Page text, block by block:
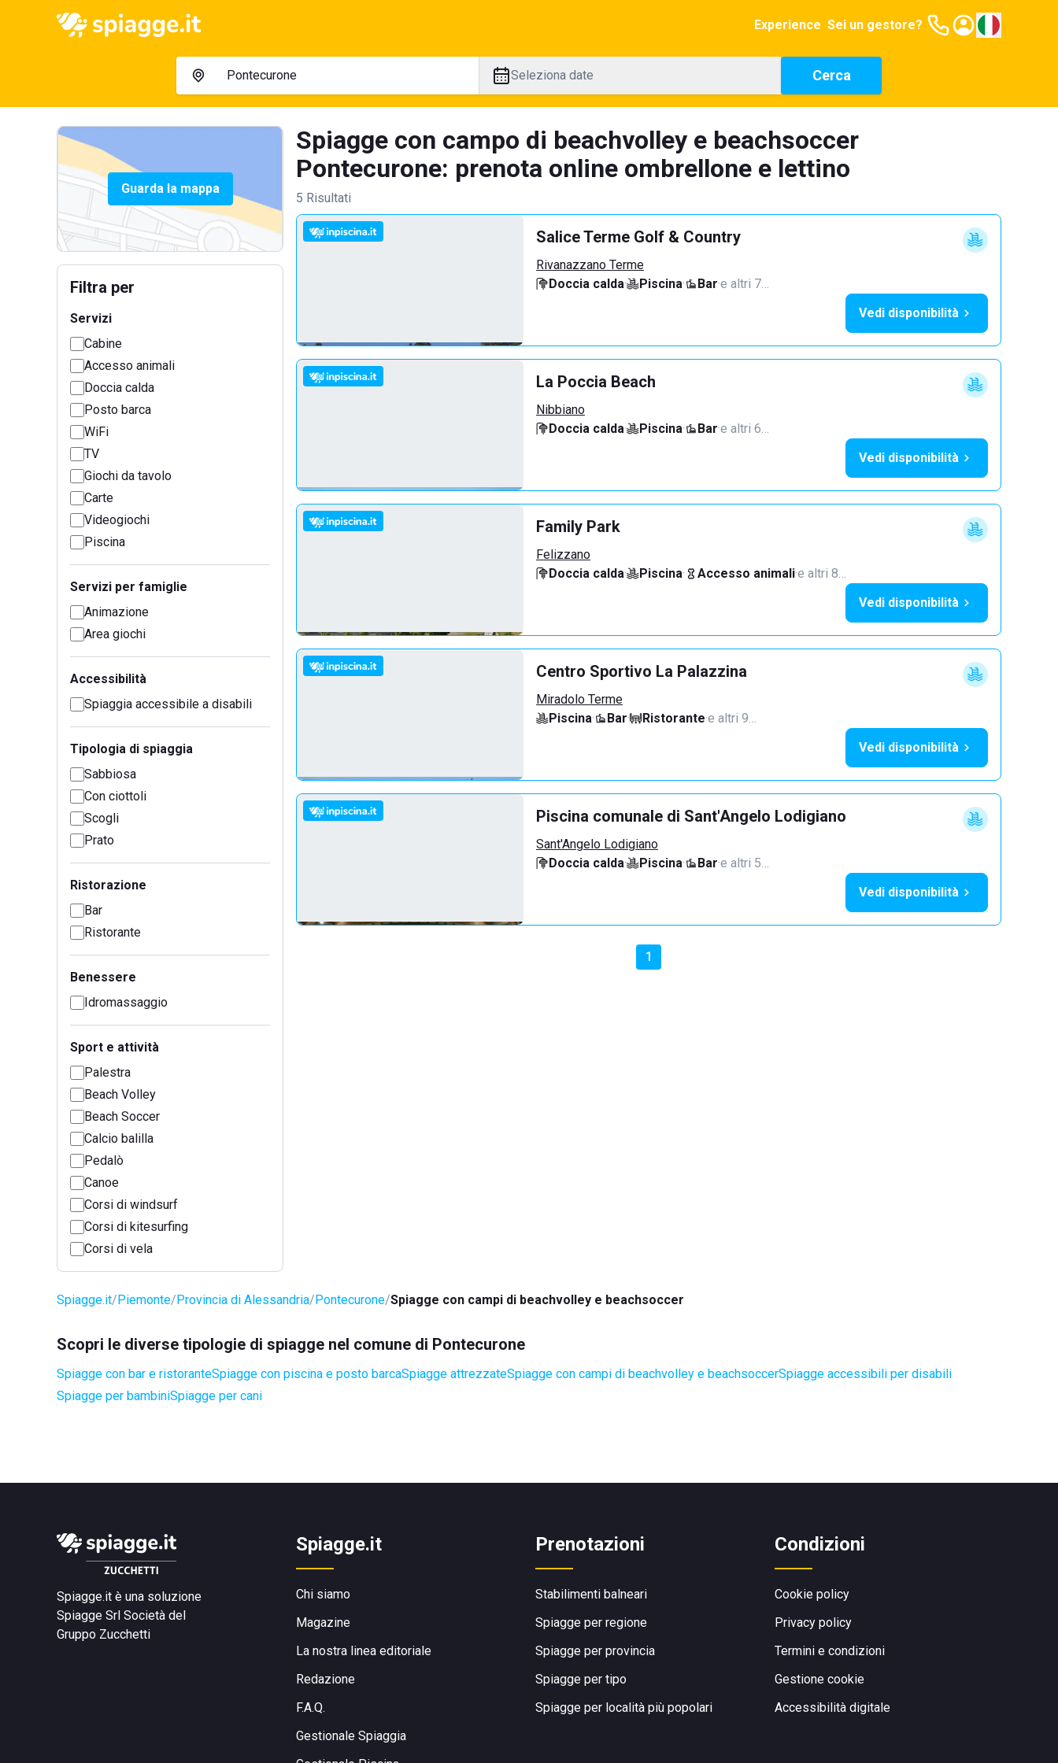
Experience Sei un gestore?
Seleziona date Cerca
Guarda la mappa
Filtra per
Servizi
Cabine
Accesso animali
Doccia calda
Posto barca
WiFi
TV
Giochi da tavolo
Carte
Videogiochi
Piscina
Servizi per famiglie
Animazione
Area giochi
Accessibilità
Spiaggia accessibile a disabili
Tipologia di spiaggia
Sabbiosa
Con ciottoli
Scogli
Prato
Ristorazione
Bar
Ristorante
Benessere
Idromassaggio
Sport e attività
Palestra
Beach Volley
Beach Soccer
Calcio balilla
Pedalò
Canoe
Corsi di windsurf
Corsi di kitesurfing
Corsi di vela
Spiagge con campo di beachvolley e beachsoccer
Pontecurone: prenota online ombrellone e lettino
5 Risultati
Salice Terme Golf & Country
Rivanazzano Terme
Doccia calda· Piscina· Bar·e altri 7…
Vedi disponibilità
La Poccia Beach
Nibbiano
Doccia calda· Piscina· Bar·e altri 6…
Vedi disponibilità
Family Park
Felizzano
Doccia calda· Piscina· Accesso animali·e altri 8…
Vedi disponibilità
Centro Sportivo La Palazzina
Miradolo Terme
Piscina· Bar· Ristorante·e altri 9…
Vedi disponibilità
Piscina comunale di Sant'Angelo Lodigiano
Sant'Angelo Lodigiano
Doccia calda· Piscina· Bar·e altri 5…
Vedi disponibilità
1
Spiagge.it Piemonte Provincia di Alessandria Pontecurone Spiagge con campi di beachvolley e beachsoccer
Scopri le diverse tipologie di spiagge nel comune di Pontecurone
Spiagge con bar e ristoranteSpiagge con piscina e posto barcaSpiagge attrezzateSpiagge con campi di beachvolley e beachsoccerSpiagge accessibili per disabili
Spiagge per bambiniSpiagge per cani
Spiagge.it è una soluzione
Spiagge Srl Società del
Gruppo Zucchetti
Spiagge.it
Chi siamo
Magazine
La nostra linea editoriale
Redazione
F.A.Q.
Gestionale Spiaggia
Prenotazioni
Stabilimenti balneari
Spiagge per regione
Spiagge per provincia
Spiagge per tipo
Spiagge per località più popolari
Condizioni
Cookie policy
Privacy policy
Termini e condizioni
Gestione cookie
Accessibilità digitale